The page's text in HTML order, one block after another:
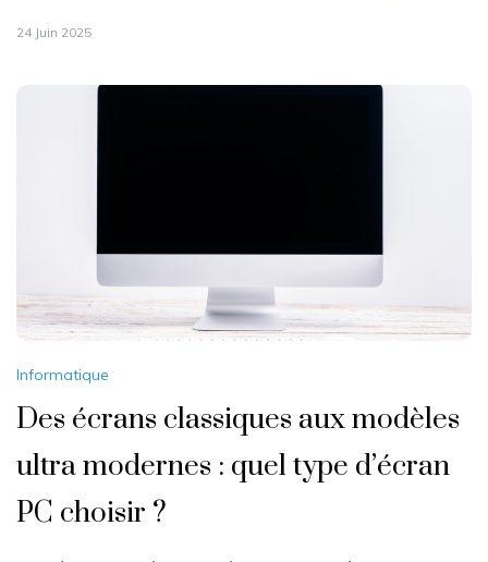
24 Juin 2025
Informatique
Des écrans classiques aux modèles
ultra modernes : quel type d’écran
PC choisir ?